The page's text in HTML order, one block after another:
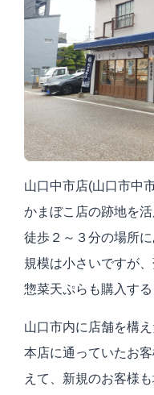
山口中市店(山口市中市
かまぼこ店の跡地を
徒歩２～３分の場所
規模は小さいですが
惣菜天ぷらも購入する
山口市内に店舗を構
本店に通っていたお
えて、新規のお客様